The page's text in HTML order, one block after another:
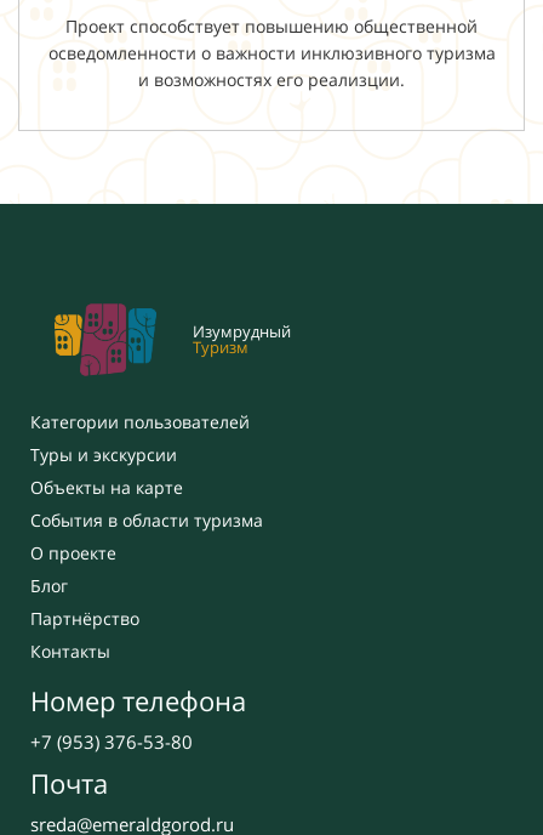
Проект способствует повышению общественной
осведомленности о важности инклюзивного туризма
и возможностях его реализции.
Изумрудный
Туризм
Категории пользователей
Туры и экскурсии
Объекты на карте
События в области туризма
О проекте
Блог
Партнёрство
Контакты
Номер телефона
+7 (953) 376-53-80
Почта
sreda@emeraldgorod.ru